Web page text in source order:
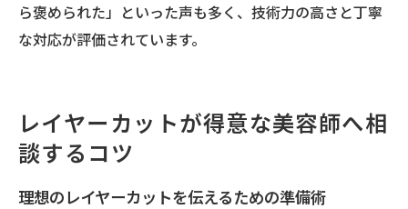
ら褒められた」といった声も多く、技術力の高さと丁寧
な対応が評価されています。
レイヤーカットが得意な美容師へ相
談するコツ
理想のレイヤーカットを伝えるための準備術